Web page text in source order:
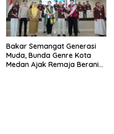
Bakar Semangat Generasi
Muda, Bunda Genre Kota
Medan Ajak Remaja Berani